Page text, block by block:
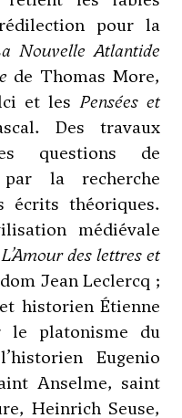
pour la
Nouvelle Atlantide
de Thomas More,
et les Pensées et
Des travaux
questions de
par la recherche
écrits théoriques.
médiévale
L’Amour des lettres et
Jean Leclercq ;
historien Étienne
le platonisme du
Eugenio
Anselme, saint
Heinrich Seuse,